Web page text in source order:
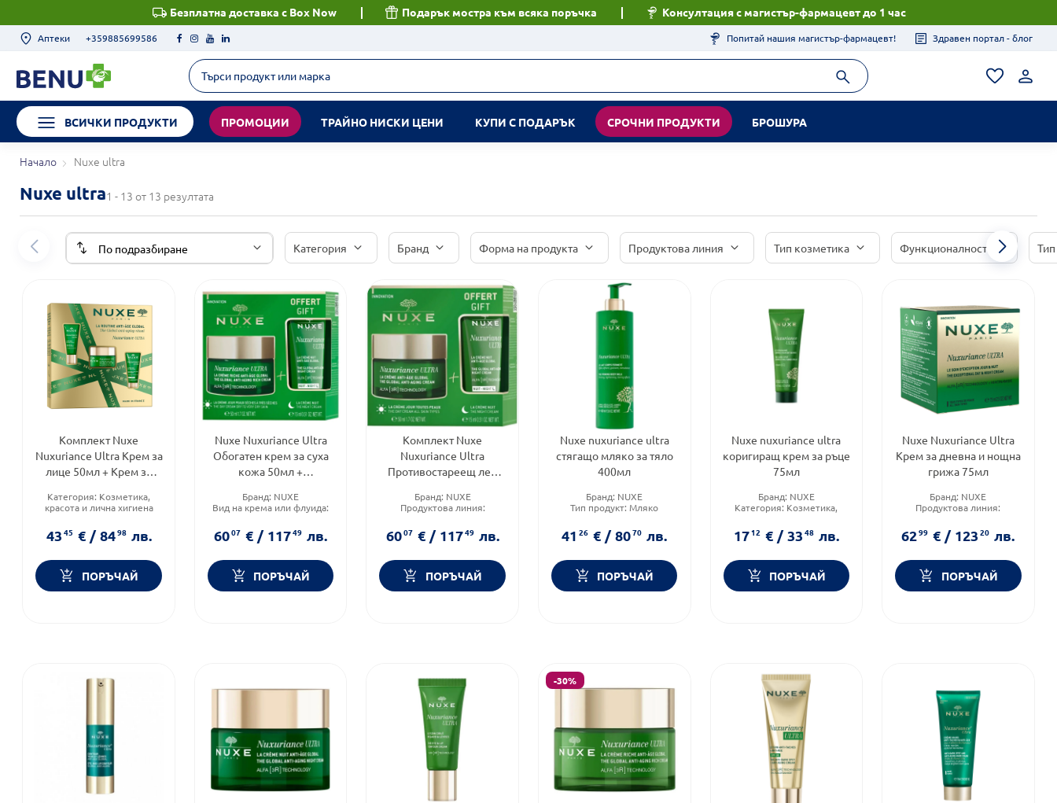
Безплатна доставка с Box Now Подарък мостра към всяка поръчка Консултация с магистър-фармацевт до 1 час
Аптеки +359885699586 Попитай нашия магистър-фармацевт! Здравен портал - блог
ВСИЧКИ ПРОДУКТИ ПРОМОЦИИ ТРАЙНО НИСКИ ЦЕНИ КУПИ С ПОДАРЪК СРОЧНИ ПРОДУКТИ БРОШУРА
Начало Nuxe ultra
Nuxe ultra1 - 13 от 13 резултата
Категория Бранд Форма на продукта Продуктова линия Тип козметика Функционалност
Комплект Nuxe
Nuxuriance Ultra Крем за
лице 50мл + Крем за
Нощен крем 15мл
Категория: Козметика,
красота и лична хигиена
NUXURIANCE ULTRA
Форма на продукта:
4345 € / 8498 лв.
ПОРЪЧАЙ
Nuxe Nuxuriance Ultra
Oбогатен крем за суха
кожа 50мл +
крем 15мл
Бранд: NUXE
Вид на крема или флуида:
Продуктова линия:
NUXURIANCE ULTRA
6007 € / 11749 лв.
ПОРЪЧАЙ
Комплект Nuxe
Nuxuriance Ultra
Противостареещ лек
Противостареещ нощен
Бранд: NUXE
Продуктова линия:
Тип кожа:Суха кожа
6007 € / 11749 лв.
ПОРЪЧАЙ
Nuxe nuxuriance ultra
стягащо мляко за тяло
400мл
Бранд: NUXE
Тип продукт: Мляко
4126 € / 8070 лв.
ПОРЪЧАЙ
Nuxe nuxuriance ultra
коригиращ крем за ръце
75мл
Бранд: NUXE
Категория: Козметика,
Форма на продукта:
1712 € / 3348 лв.
ПОРЪЧАЙ
Nuxe Nuxuriance Ultra
Крем за дневна и нощна
грижа 75мл
Бранд: NUXE
Продуктова линия:
Тип кожа: Всеки тип кожа
6299 € / 12320 лв.
ПОРЪЧАЙ
-30%